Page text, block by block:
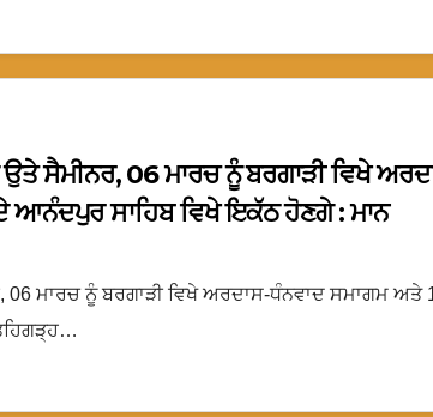
ਸੈਮੀਨਰ, 06 ਮਾਰਚ ਨੂੰ ਬਰਗਾੜੀ ਵਿਖੇ
ਆਨੰਦਪੁਰ ਸਾਹਿਬ ਵਿਖੇ ਇਕੱਠ ਹੋਣਗੇ : ਮਾਨ
06 ਮਾਰਚ ਨੂੰ ਬਰਗਾੜੀ ਵਿਖੇ ਅਰਦਾਸ-ਧੰਨਵਾਦ ਸਮਾਗਮ ਅਤੇ